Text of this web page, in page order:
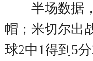
半场数据
帽；米切尔出
球2中1得到5